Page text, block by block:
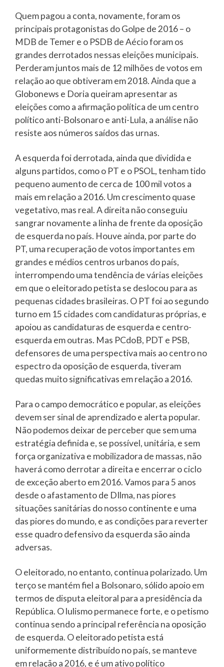
Quem pagou a conta, novamente, foram os
principais protagonistas do Golpe de 2016 – o
MDB de Temer e o PSDB de Aécio foram os
grandes derrotados nessas eleições municipais.
Perderam juntos mais de 12 milhões de votos em
relação ao que obtiveram em 2018. Ainda que a
Globonews e Doria queiram apresentar as
eleições como a afirmação política de um centro
político anti-Bolsonaro e anti-Lula, a análise não
resiste aos números saídos das urnas.
A esquerda foi derrotada, ainda que dividida e
alguns partidos, como o PT e o PSOL, tenham tido
pequeno aumento de cerca de 100 mil votos a
mais em relação a 2016. Um crescimento quase
vegetativo, mas real. A direita não conseguiu
sangrar novamente a linha de frente da oposição
de esquerda no país. Houve ainda, por parte do
PT, uma recuperação de votos importantes em
grandes e médios centros urbanos do país,
interrompendo uma tendência de várias eleições
em que o eleitorado petista se deslocou para as
pequenas cidades brasileiras. O PT foi ao segundo
turno em 15 cidades com candidaturas próprias, e
apoiou as candidaturas de esquerda e centro-
esquerda em outras. Mas PCdoB, PDT e PSB,
defensores de uma perspectiva mais ao centro no
espectro da oposição de esquerda, tiveram
quedas muito significativas em relação a 2016.
Para o campo democrático e popular, as eleições
devem ser sinal de aprendizado e alerta popular.
Não podemos deixar de perceber que sem uma
estratégia definida e, se possível, unitária, e sem
força organizativa e mobilizadora de massas, não
haverá como derrotar a direita e encerrar o ciclo
de exceção aberto em 2016. Vamos para 5 anos
desde o afastamento de DIlma, nas piores
situações sanitárias do nosso continente e uma
das piores do mundo, e as condições para reverter
esse quadro defensivo da esquerda são ainda
adversas.
O eleitorado, no entanto, continua polarizado. Um
terço se mantém fiel a Bolsonaro, sólido apoio em
termos de disputa eleitoral para a presidência da
República. O lulismo permanece forte, e o petismo
continua sendo a principal referência na oposição
de esquerda. O eleitorado petista está
uniformemente distribuído no país, se manteve
em relação a 2016, e é um ativo político